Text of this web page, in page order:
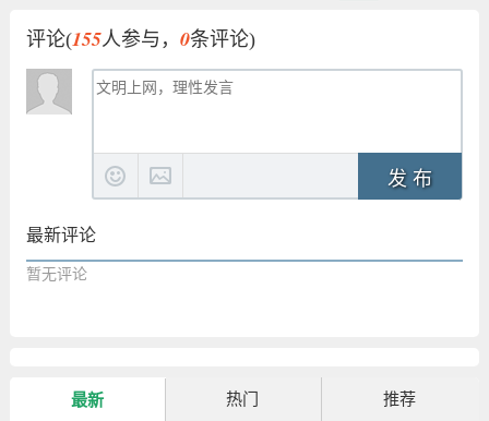
评论(155人参与， 0条评论)
发 布
最新评论
暂无评论
最新 热门 推荐